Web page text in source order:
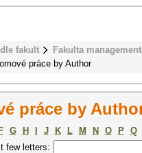
fakult
Fakulta
práce by Author
práce by
F G H J K L M N O P
Q
few letters: